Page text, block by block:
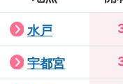
水戸
宇都宮